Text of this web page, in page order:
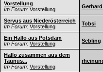
Vorstellung
Im Forum: Vorstellung Gerhard
Servus aus Niederösterreich
Im Forum: Vorstellung Tobsi
Ein Hallo aus Potsdam
Im Forum: Vorstellung Sebling
Hallo zusammen aus dem
Taunus...
Im Forum: Vorstellung